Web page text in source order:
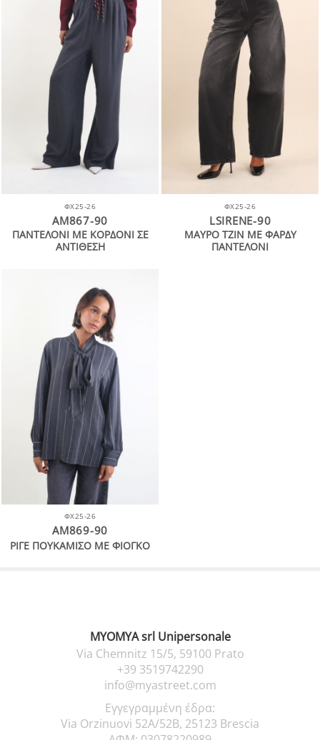
ΦΧ25-26
AM867-90
ΠΑΝΤΕΛΟΝΙ ΜΕ ΚΟΡΔΟΝΙ ΣΕ
ΑΝΤΙΘΕΣΗ
ΦΧ25-26
LSIRENE-90
ΜΑΥΡΟ ΤΖΙΝ ΜΕ ΦΑΡΔΥ
ΠΑΝΤΕΛΟΝΙ
ΦΧ25-26
AM869-90
ΡΙΓΕ ΠΟΥΚΑΜΙΣΟ ΜΕ ΦΙΟΓΚΟ
MYOMYA srl Unipersonale
Via Chemnitz 15/5, 59100 Prato
+39 3519742290
info@myastreet.com
Εγγεγραμμένη έδρα:
Via Orzinuovi 52A/52B, 25123 Brescia